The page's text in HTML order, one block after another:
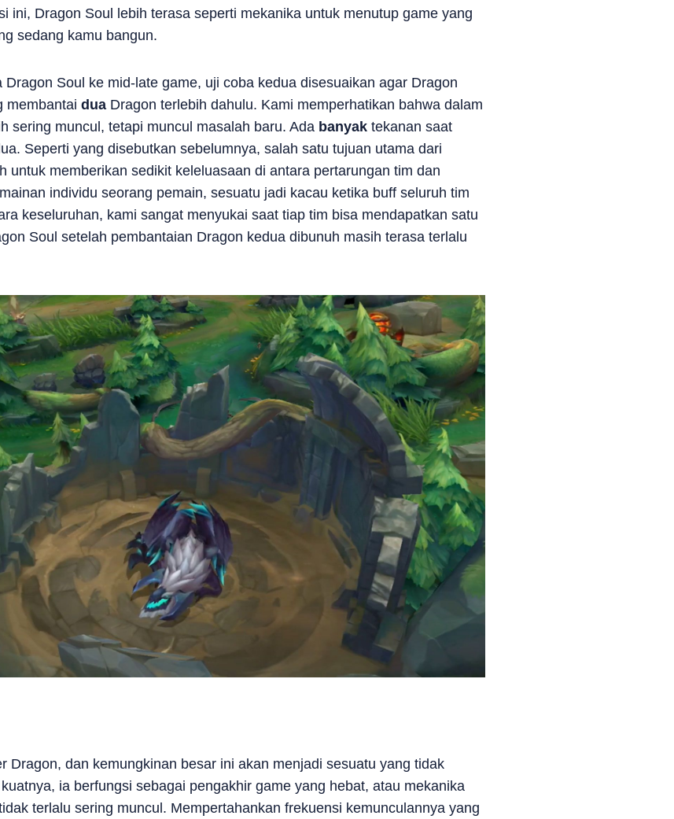
ini, Dragon Soul lebih terasa seperti mekanika untuk menutup game yang
sedang kamu bangun.
Soul ke mid-late game, uji coba kedua disesuaikan agar Dragon
membantai dua Dragon terlebih dahulu. Kami memperhatikan bahwa dalam
sering muncul, tetapi muncul masalah baru. Ada banyak tekanan saat
Seperti yang disebutkan sebelumnya, salah satu tujuan utama dari
untuk memberikan sedikit keleluasaan di antara pertarungan tim dan
individu seorang pemain, sesuatu jadi kacau ketika buff seluruh tim
keseluruhan, kami sangat menyukai saat tiap tim bisa mendapatkan satu
Soul setelah pembantaian Dragon kedua dibunuh masih terasa terlalu
Dragon, dan kemungkinan besar ini akan menjadi sesuatu yang tidak
ia berfungsi sebagai pengakhir game yang hebat, atau mekanika
terlalu sering muncul. Mempertahankan frekuensi kemunculannya yang